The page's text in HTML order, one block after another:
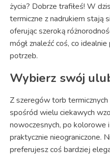
życia? Dobrze trafiłeś! W
termiczne z nadrukiem stają
oferując szeroką
mógł znaleźć coś, co
potrzeb.
Wybierz swój
Z szeregów torb
spośród wielu ciekawych
nowoczesnych, po
praktycznie nieograniczone.
preferujesz coś bardziej